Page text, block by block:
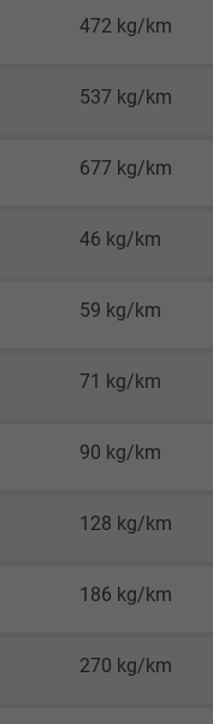
472 kg/km
537 kg/km
677 kg/km
46 kg/km
59 kg/km
71 kg/km
90 kg/km
128 kg/km
186 kg/km
270 kg/km